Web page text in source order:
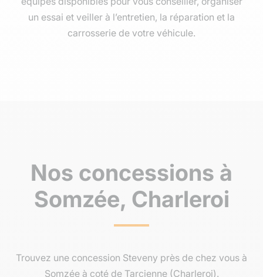
un essai et veiller à l’entretien, la réparation et la
carrosserie de votre véhicule.
Nos concessions à
Somzée, Charleroi
Trouvez une concession Steveny près de chez vous à
Somzée à coté de Tarcienne (Charleroi).